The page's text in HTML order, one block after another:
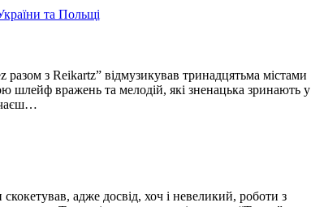
та Польщі
разом з Reikartz” відмузикував тринадцятьма містами
шлейф вражень та мелодій, які зненацька зринають у
адже досвід, хоч і невеликий, роботи з